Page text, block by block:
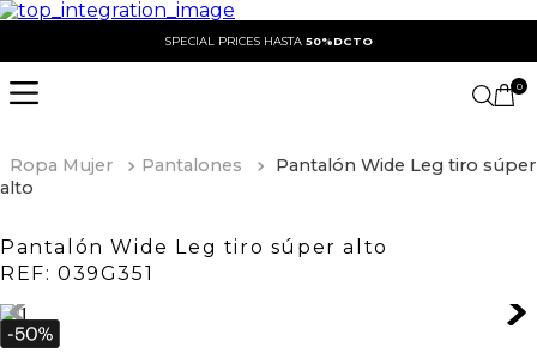
SPECIAL PRICES HASTA 50%DCTO
0
Ropa Mujer Pantalones
Pantalón Wide Leg tiro súper
alto
Pantalón Wide Leg tiro súper alto
REF: 039G351